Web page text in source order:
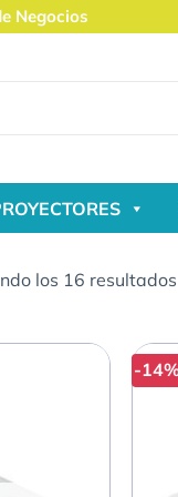
Negocios
los 16 resultados
-